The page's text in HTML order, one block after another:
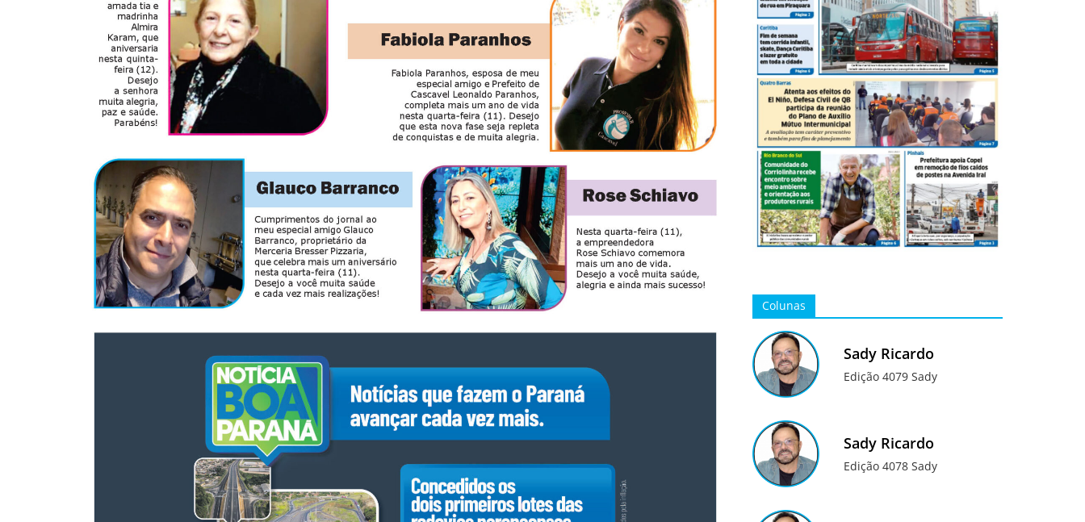
Colunas
Sady Ricardo
Edição 4079 Sady
Sady Ricardo
Edição 4078 Sady